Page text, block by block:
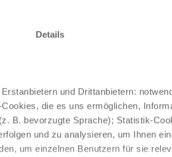
Details
und Drittanbietern:
die es uns ermöglichen,
B. bevorzugte Sprache); Statistik-
und zu analysieren, um Ihnen
um einzelnen Benutzern für sie
es in einigen Unterkünften
konnten wir das Rad
gibt.
Hat sich auf jeden Fall wieder
sind nur vom Schwitzen nass